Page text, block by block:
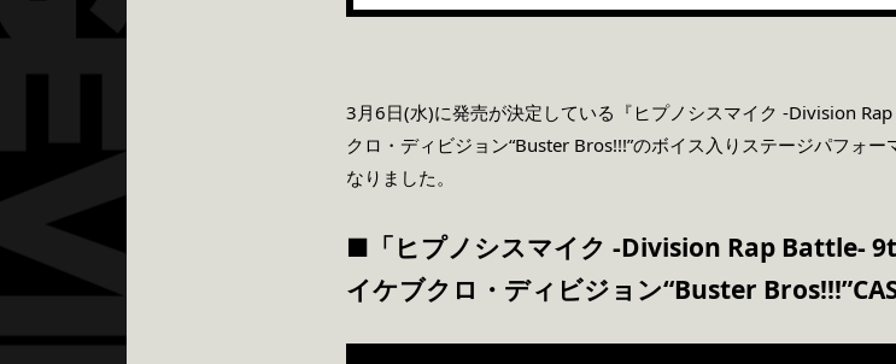
3月6日(水)に発売が決定している『ヒプノシスマイク -Division
クロ・ディビジョン“Buster Bros!!!”のボイス入りステージパフォ
なりました。
■ 「ヒプノシスマイク -Division Rap Battle-
イケブクロ・ディビジョン“Buster